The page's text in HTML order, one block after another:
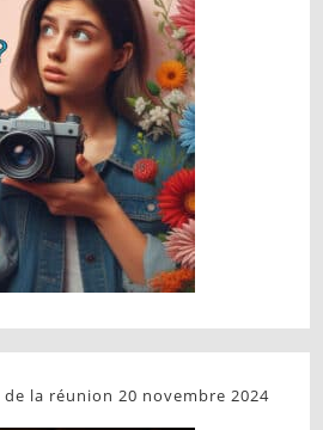
la réunion 20 novembre 2024